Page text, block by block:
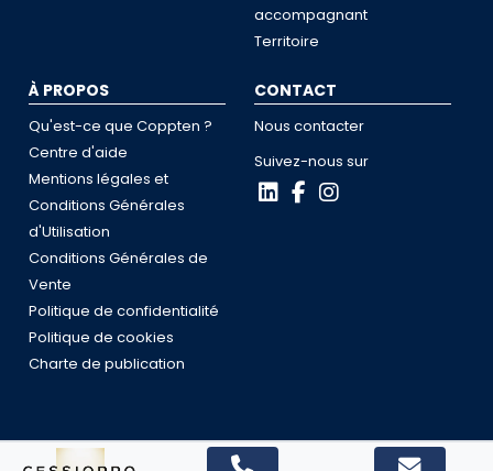
accompagnant
Territoire
À PROPOS
Qu'est-ce que Coppten ?
Centre d'aide
Mentions légales et
Conditions Générales
d'Utilisation
Conditions Générales de
Vente
Politique de confidentialité
Politique de cookies
Charte de publication
CONTACT
Nous contacter
Suivez-nous sur